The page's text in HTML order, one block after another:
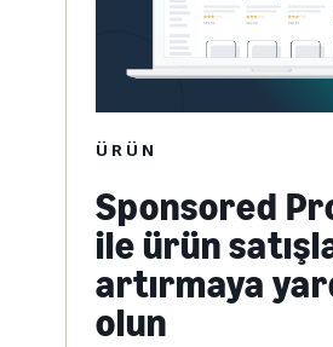
ÜRÜN
Sponsored
ile ürün
artırmaya
olun